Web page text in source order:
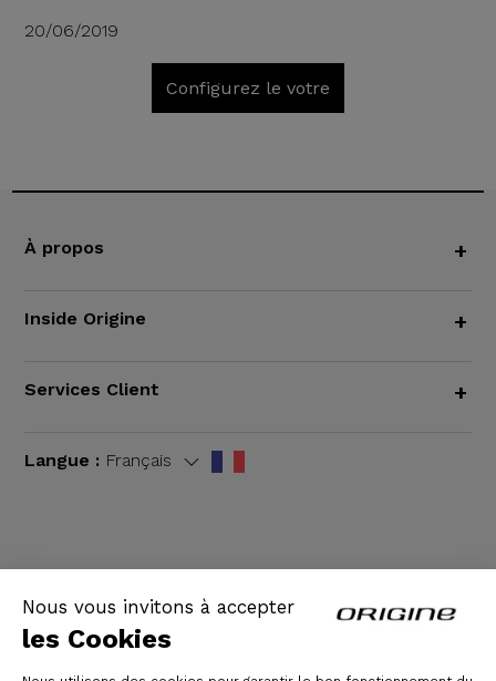
Nous vous invitons à accepter
les Cookies
20/06/2019
Configurez le votre
À propos +
Inside Origine +
Services Client +
Langue : Français